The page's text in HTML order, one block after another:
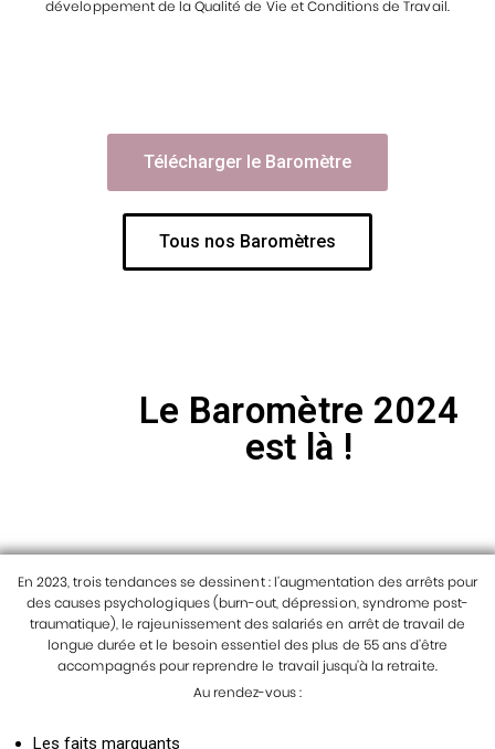
développement de la Qualité de Vie et Conditions de Travail.
Télécharger le Baromètre
Tous nos Baromètres
Le Baromètre 2024
est là !
En 2023, trois tendances se dessinent : l’augmentation des arrêts pour
des causes psychologiques (burn-out, dépression, syndrome post-
traumatique), le rajeunissement des salariés en arrêt de travail de
longue durée et le besoin essentiel des plus de 55 ans d’être
accompagnés pour reprendre le travail jusqu’à la retraite.
Au rendez-vous :
Les faits marquants